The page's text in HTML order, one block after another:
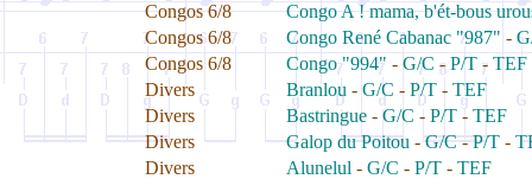
Congos 6/8
Congo A ! mama, b'ét-bous
Congos 6/8
Congo René Cabanac "987" -
Congos 6/8
Congo "994" - G/C -P/T- TEF
Divers
Branlou - G/C - P/T - TEF
Divers
Bastringue - G/C - P/T - TEF
Divers
Galop du Poitou -G/C-P/T -
Divers
Alunelul - G/C - P/T - TEF